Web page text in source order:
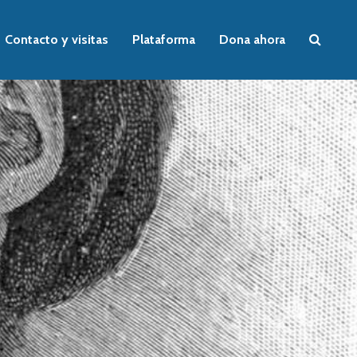
Contacto y visitas Plataforma Dona ahora